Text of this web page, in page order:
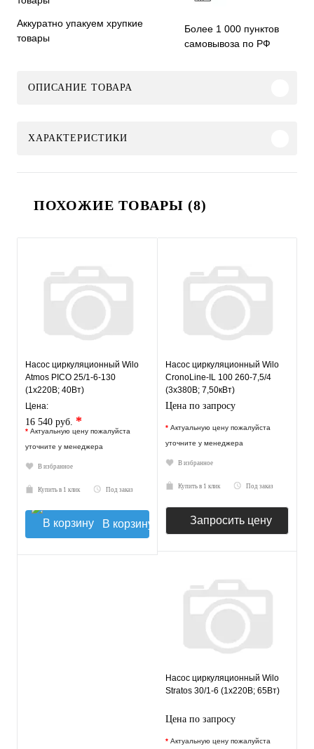
Аккуратно упакуем хрупкие
товары
Более 1 000 пунктов
самовывоза по РФ
ОПИСАНИЕ ТОВАРА
ХАРАКТЕРИСТИКИ
ПОХОЖИЕ ТОВАРЫ (8)
Насос циркуляционный Wilo
Atmos PICO 25/1-6-130
(1х220В; 40Вт)
Цена:
16 540 руб. *
* Актуальную цену пожалуйста
уточните у менеджера
В избранное
Купить в 1 клик Под заказ
В корзину
Насос циркуляционный Wilo
CronoLine-IL 100 260-7,5/4
(3х380В; 7,50кВт)
Цена по запросу
* Актуальную цену пожалуйста
уточните у менеджера
В избранное
Купить в 1 клик Под заказ
Запросить цену
Насос циркуляционный Wilo
Stratos 30/1-6 (1х220В; 65Вт)
Цена по запросу
* Актуальную цену пожалуйста